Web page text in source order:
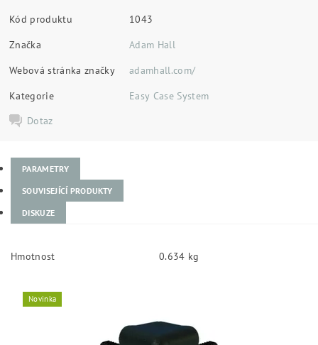
Kód produktu
1043
Značka
Adam Hall
Webová stránka značky
adamhall.com/
Kategorie
Easy Case System
Dotaz
PARAMETRY
SOUVISEJÍCÍ PRODUKTY
DISKUZE
Hmotnost 0.634 kg
Novinka